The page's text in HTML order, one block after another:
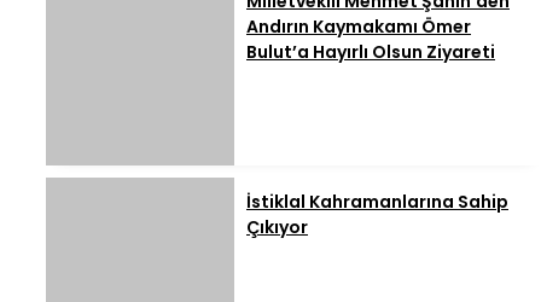
Andırın Kaymakamı Ömer
Bulut’a Hayırlı Olsun Ziyareti
İstiklal Kahramanlarına Sahip
Çıkıyor